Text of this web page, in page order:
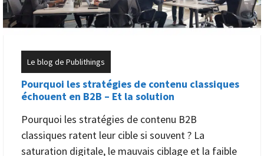
Le blog de Publithings
Pourquoi les stratégies de contenu classiques
échouent en B2B – Et la solution
Pourquoi les stratégies de contenu B2B
classiques ratent leur cible si souvent ? La
saturation digitale, le mauvais ciblage et la faible